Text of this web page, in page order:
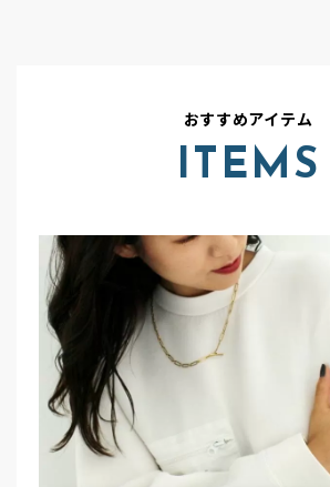
おすすめアイテム
ITEMS